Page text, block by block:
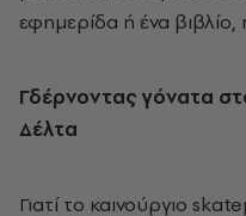
εφημερίδα ή ένα
Γδέρνοντας γόνατα
Δέλτα
Γιατί το καινούργιο